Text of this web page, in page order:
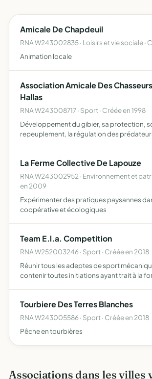
Amicale De Chapdeuil
RNA W243002835 · Loisirs et vie sociale ·
Animation locale
Association Amicale Des
Hallas
RNA W243008717 · Sport · Créée en 1998
Développement du gibier, sa protection,
repeuplement, la régulation des
La Ferme Collective De Lapouze
RNA W243002952 · Environnement et
en 2009
Expérimenter des pratiques paysannes
coopérative et écologiques
Team E.l.a. Competition
RNA W252003246 · Sport · Créée en 2018
Réunir tous les adeptes de sport
contenir toutes initiations ayant trait à la
Tourbiere Des Terres Blanches
RNA W243005586 · Sport · Créée en 2018
Pêche en tourbières
Associations dans les villes